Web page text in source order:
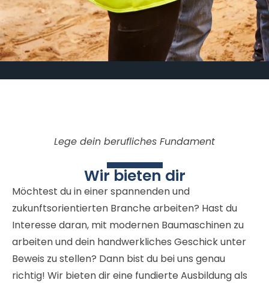
Lege dein berufliches Fundament
Wir bieten dir
Möchtest du in einer spannenden und
zukunftsorientierten Branche arbeiten? Hast du
Interesse daran, mit modernen Baumaschinen zu
arbeiten und dein handwerkliches Geschick unter
Beweis zu stellen? Dann bist du bei uns genau
richtig! Wir bieten dir eine fundierte Ausbildung als